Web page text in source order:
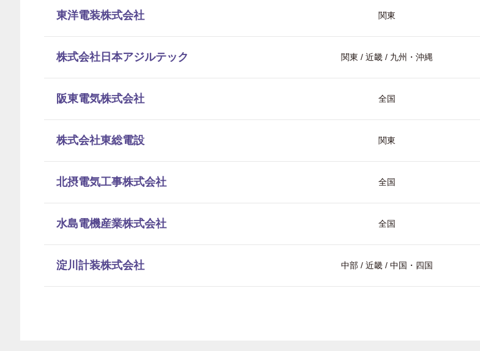
東洋電装株式会社 関東
株式会社日本アジルテック 関東 / 近畿 / 九州・沖縄
阪東電気株式会社 全国
株式会社東総電設 関東
北摂電気工事株式会社 全国
水島電機産業株式会社 全国
淀川計装株式会社 中部 / 近畿 / 中国・四国